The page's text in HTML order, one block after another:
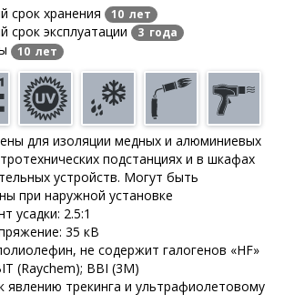
срок хранения 10 лет
срок эксплуатации 3 года
10 лет
для изоляции медных и алюминиевых
подстанциях и в шкафах
устройств. Могут быть
при наружной установке
усадки: 2.5:1
35 кВ
не содержит галогенов «HF»
(Raychem); BBI (3M)
явлению трекинга и ультрафиолетовому